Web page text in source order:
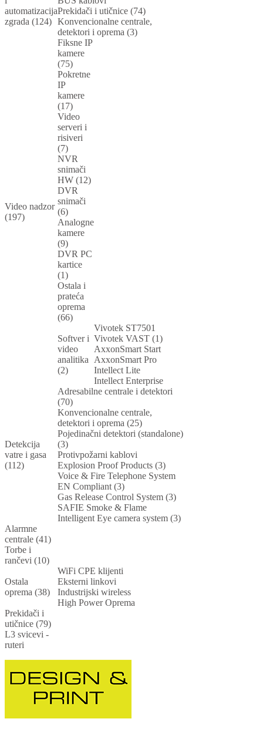
automatizacija
zgrada (124)
Prekidači i utičnice (74)
Konvencionalne centrale,
detektori i oprema (3)
Video nadzor
(197)
Fiksne IP
kamere
(75)
Pokretne
IP
kamere
(17)
Video
serveri i
risiveri
(7)
NVR
snimači
HW (12)
DVR
snimači
(6)
Analogne
kamere
(9)
DVR PC
kartice
(1)
Ostala i
prateća
oprema
(66)
Softver i
video
analitika
(2)
Vivotek ST7501
Vivotek VAST (1)
AxxonSmart Start
AxxonSmart Pro
Intellect Lite
Intellect Enterprise
Detekcija
vatre i gasa
(112)
Adresabilne centrale i detektori
(70)
Konvencionalne centrale,
detektori i oprema (25)
Pojedinačni detektori (standalone)
(3)
Protivpožarni kablovi
Explosion Proof Products (3)
Voice & Fire Telephone System
EN Compliant (3)
Gas Release Control System (3)
SAFIE Smoke & Flame
Intelligent Eye camera system (3)
Alarmne
centrale (41)
Torbe i
rančevi (10)
Ostala
oprema (38)
WiFi CPE klijenti
Eksterni linkovi
Industrijski wireless
High Power Oprema
Prekidači i
utičnice (79)
L3 svicevi -
ruteri